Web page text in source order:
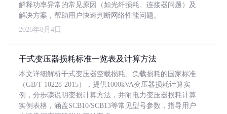
解释功率异常的常见原因（如光纤损耗、连接器问题）及
解决方案，帮助用户快速判断网络性能问题。
2026年8月4日
干式变压器损耗标准一览表及计算方法
本文详细解析干式变压器空载损耗、负载损耗的国家标准
（GB/T 10228-2015），提供1000kVA变压器损耗计算实
例，分步骤说明变损计算方法，并附电力变压器损耗计算
实例表格，涵盖SCB10/SCB13等常见型号参数，指导用户